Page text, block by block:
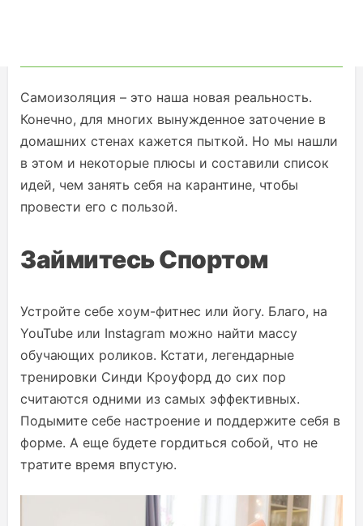
Самоизоляция – это наша новая реальность.
Конечно, для многих вынужденное заточение в
домашних стенах кажется пыткой. Но мы нашли
в этом и некоторые плюсы и составили список
идей, чем занять себя на карантине, чтобы
провести его с пользой.
Займитесь Спортом
Устройте себе хоум-фитнес или йогу. Благо, на
YouTube или Instagram можно найти массу
обучающих роликов. Кстати, легендарные
тренировки Синди Кроуфорд до сих пор
считаются одними из самых эффективных.
Подымите себе настроение и поддержите себя в
форме. А еще будете гордиться собой, что не
тратите время впустую.